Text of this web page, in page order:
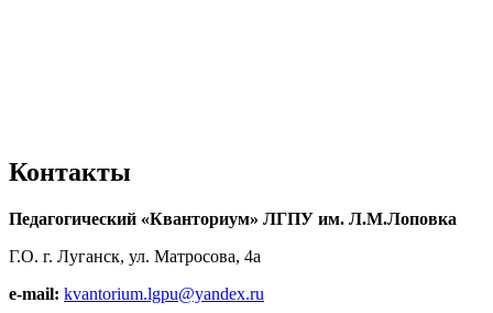
Контакты
Педагогический «Кванториум» ЛГПУ им. Л.М.Лоповка
Г.О. г. Луганск, ул. Матросова, 4а
e-mail: kvantorium.lgpu@yandex.ru